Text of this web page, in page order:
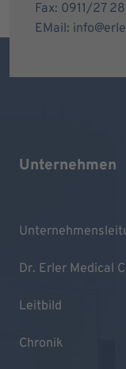
Fax: 0911/27
EMail:
Unternehmen
Dr. Erler Medical
Leitbild
Chronik